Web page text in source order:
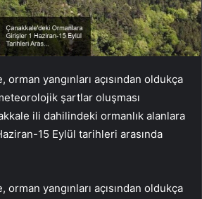
yangınları açısından oldukça
şartlar oluşması
ili dahilindeki ormanlık alanlara
15 Eylül tarihleri arasında
yangınları açısından oldukça